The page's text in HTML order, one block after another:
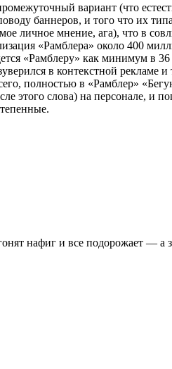
вариант (что
баннеров, и того что их
личное мнение, ага), что в
«Рамблера» около 400
«Рамблеру» как минимум в
в контекстной рекламе
полностью в «Рамблер»
этого слова) на персонале, и
нафиг и все подорожает — а